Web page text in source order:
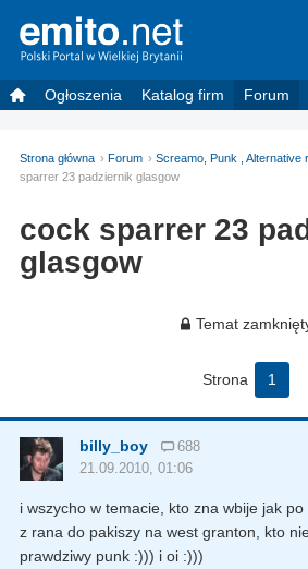
Ogłoszenia Katalog firm Forum
Strona główna Forum Screamo, Punk , Alternative
sparrer 23 padziernik glasgow
cock sparrer 23
glasgow
Temat
Strona 1
billy_boy
688
21.09.2010, 01:06
i wszycho w temacie, kto zna wbije jak
z rana do pakiszy na west granton, kto
prawdziwy punk :))) i oi :)))